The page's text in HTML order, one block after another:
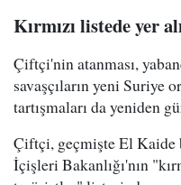
Kırmızı listede yer
Çiftçi'nin atanması,
savaşçıların yeni Suriye
tartışmaları da yeniden
Çiftçi, geçmişte El Kaide
İçişleri Bakanlığı'nın